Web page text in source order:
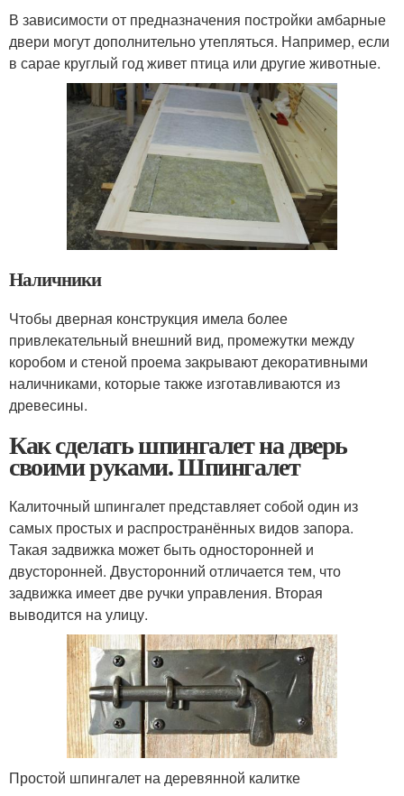
В зависимости от предназначения постройки амбарные
двери могут дополнительно утепляться. Например, если
в сарае круглый год живет птица или другие животные.
Наличники
Чтобы дверная конструкция имела более
привлекательный внешний вид, промежутки между
коробом и стеной проема закрывают декоративными
наличниками, которые также изготавливаются из
древесины.
Как сделать шпингалет на дверь
своими руками. Шпингалет
Калиточный шпингалет представляет собой один из
самых простых и распространённых видов запора.
Такая задвижка может быть односторонней и
двусторонней. Двусторонний отличается тем, что
задвижка имеет две ручки управления. Вторая
выводится на улицу.
Простой шпингалет на деревянной калитке